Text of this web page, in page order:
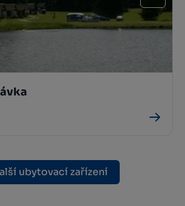
ubytovací zařízení